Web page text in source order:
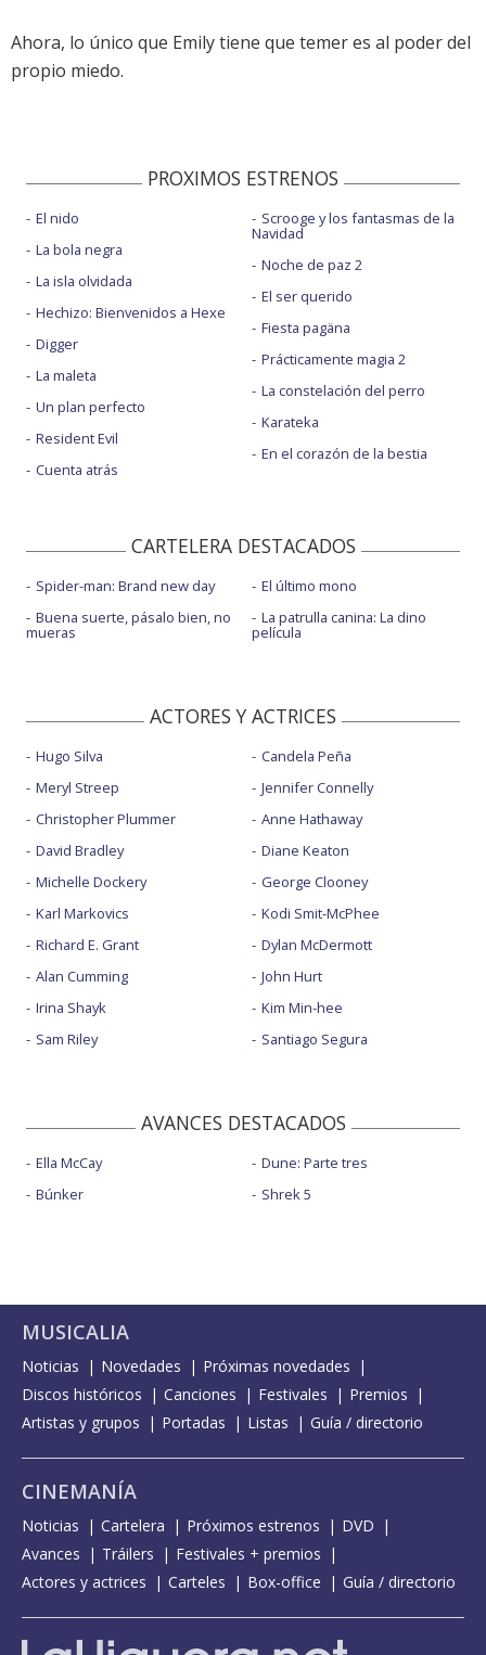
Ahora, lo único que Emily tiene que temer es al poder del
propio miedo.
PROXIMOS ESTRENOS
El nido
La bola negra
La isla olvidada
Hechizo: Bienvenidos a Hexe
Digger
La maleta
Un plan perfecto
Resident Evil
Cuenta atrás
Scrooge y los fantasmas de la
Navidad
Noche de paz 2
El ser querido
Fiesta pagäna
Prácticamente magia 2
La constelación del perro
Karateka
En el corazón de la bestia
CARTELERA DESTACADOS
Spider-man: Brand new day
Buena suerte, pásalo bien, no
mueras
El último mono
La patrulla canina: La dino
película
ACTORES Y ACTRICES
Hugo Silva
Meryl Streep
Christopher Plummer
David Bradley
Michelle Dockery
Karl Markovics
Richard E. Grant
Alan Cumming
Irina Shayk
Sam Riley
Candela Peña
Jennifer Connelly
Anne Hathaway
Diane Keaton
George Clooney
Kodi Smit-McPhee
Dylan McDermott
John Hurt
Kim Min-hee
Santiago Segura
AVANCES DESTACADOS
Ella McCay
Búnker
Dune: Parte tres
Shrek 5
MUSICALIA
Noticias Novedades
Próximas novedades
Discos históricos
Canciones Festivales
Premios
Artistas y grupos
Portadas Listas Guía / directorio
CINEMANÍA
Noticias Cartelera Próximos estrenos
DVD
Avances
Tráilers
Festivales + premios
Actores y actrices
Carteles Box-office Guía / directorio